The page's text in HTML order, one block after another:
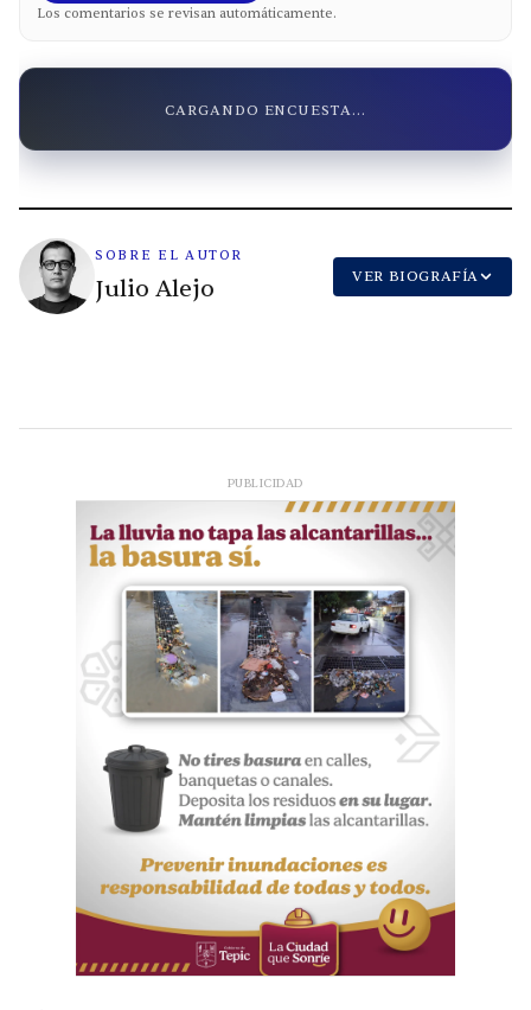
Los comentarios se revisan automáticamente.
CARGANDO ENCUESTA...
SOBRE EL AUTOR
Julio Alejo VER BIOGRAFÍA
PUBLICIDAD